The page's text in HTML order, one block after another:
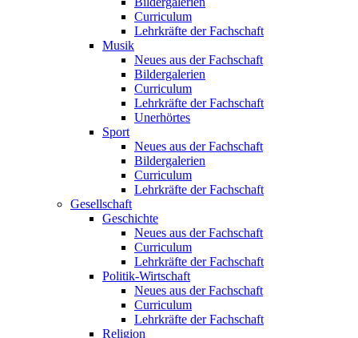
Curriculum
Lehrkräfte der Fachschaft
Musik
Neues aus der Fachschaft
Bildergalerien
Curriculum
Lehrkräfte der Fachschaft
Unerhörtes
Sport
Neues aus der Fachschaft
Bildergalerien
Curriculum
Lehrkräfte der Fachschaft
Gesellschaft
Geschichte
Neues aus der Fachschaft
Curriculum
Lehrkräfte der Fachschaft
Politik-Wirtschaft
Neues aus der Fachschaft
Curriculum
Lehrkräfte der Fachschaft
Religion